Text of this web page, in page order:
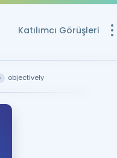
Katılımcı Görüşleri
Ücretsiz
objectively